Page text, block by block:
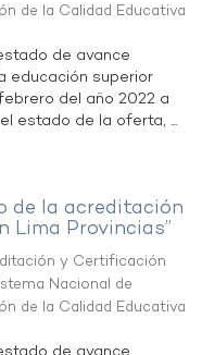
de la Calidad Educativa
de avance
educación superior
del año 2022 a
estado de la oferta, ...
de la acreditación
Provincias”
y Certificación
Nacional de
de la Calidad Educativa